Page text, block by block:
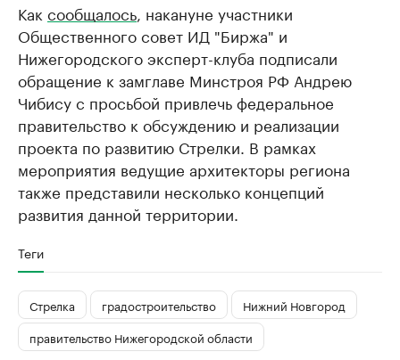
Как сообщалось , накануне участники
Общественного совет ИД "Биржа" и
Нижегородского эксперт-клуба подписали
обращение к замглаве Минстроя РФ Андрею
Чибису с просьбой привлечь федеральное
правительство к обсуждению и реализации
проекта по развитию Стрелки. В рамках
мероприятия ведущие архитекторы региона
также представили несколько концепций
развития данной территории.
Теги
Стрелка градостроительство
Нижний Новгород
правительство Нижегородской области